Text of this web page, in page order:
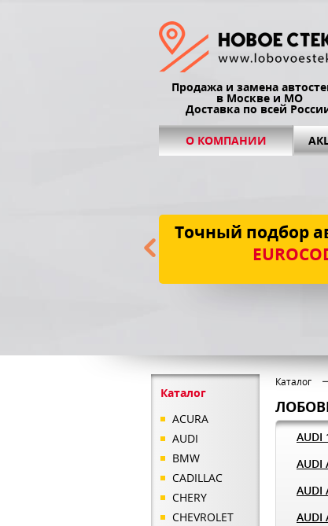
Продажа и замена
в Москве и МО
Доставка по всей
О КОМПАНИИ
Точный подбор
Каталог
ACURA
AUDI
BMW
CADILLAC
CHERY
CHEVROLET
Каталог
AUDI
AUDI
AUDI
AUDI